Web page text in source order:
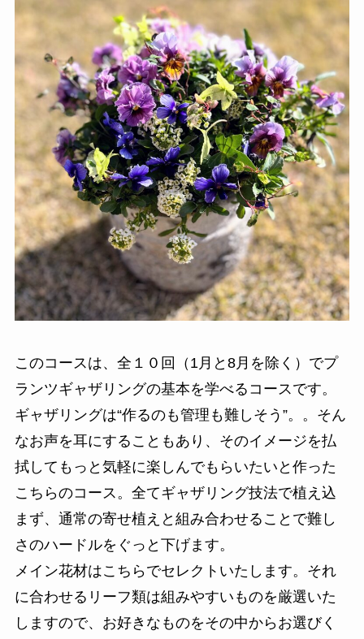
このコースは、全１０回（1月と8月を除く）でプ
ランツギャザリングの基本を学べるコースです。
ギャザリングは“作るのも管理も難しそう”。。そん
なお声を耳にすることもあり、そのイメージを払
拭してもっと気軽に楽しんでもらいたいと作った
こちらのコース。全てギャザリング技法で植え込
まず、通常の寄せ植えと組み合わせることで難し
さのハードルをぐっと下げます。
メイン花材はこちらでセレクトいたします。それ
に合わせるリーフ類は組みやすいものを厳選いた
しますので、お好きなものをその中からお選びく